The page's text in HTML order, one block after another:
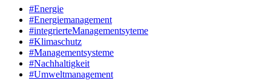
#Energie
#Energiemanagement
#integrierteManagementsyteme
#Klimaschutz
#Managementsysteme
#Nachhaltigkeit
#Umweltmanagement